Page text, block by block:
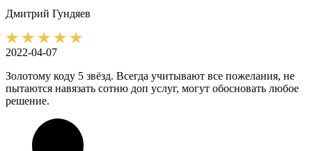
Дмитрий Гундяев
2022-04-07
Золотому коду 5 звёзд. Всегда учитывают все пожелания, не
пытаются навязать сотню доп услуг, могут обосновать любое
решение.